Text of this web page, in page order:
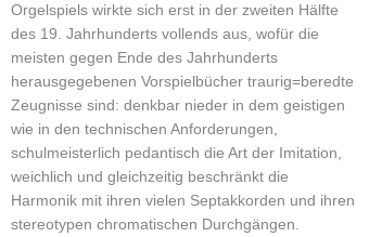
Orgelspiels wirkte sich erst in der zweiten Hälfte
des 19. Jahrhunderts vollends aus, wofür die
meisten gegen Ende des Jahrhunderts
herausgegebenen Vorspielbücher traurig=beredte
Zeugnisse sind: denkbar nieder in dem geistigen
wie in den technischen Anforderungen,
schulmeisterlich pedantisch die Art der Imitation,
weichlich und gleichzeitig beschränkt die
Harmonik mit ihren vielen Septakkorden und ihren
stereotypen chromatischen Durchgängen.